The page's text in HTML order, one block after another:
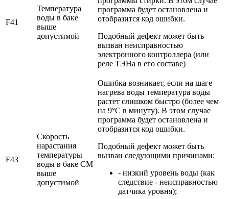
F41
Температура
воды в баке
выше
допустимой
программа будет остановлена и
отобразится код ошибки.
Подобный дефект может быть
вызван неисправностью
электронного контроллера (или
реле ТЭНа в его составе)
F43
Скорость
нарастания
температуры
воды в баке СМ
выше
допустимой
Ошибка возникает, если на шаге
нагрева воды температура воды
растет слишком быстро (более чем
на 9°С в минуту). В этом случае
программа будет остановлена и
отобразится код ошибки.
Подобный дефект может быть
вызван следующими причинами:
- низкий уровень воды (как
следствие - неисправностью
датчика уровня);